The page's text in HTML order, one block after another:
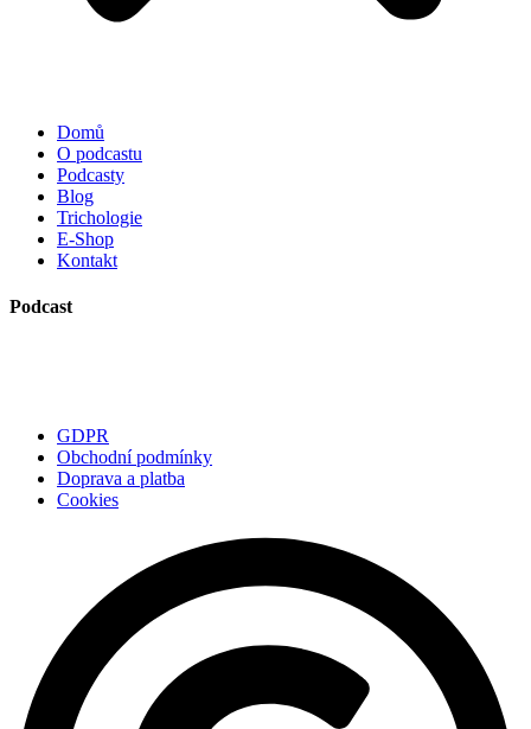
Domů
O podcastu
Podcasty
Blog
Trichologie
E-Shop
Kontakt
Podcast
GDPR
Obchodní podmínky
Doprava a platba
Cookies